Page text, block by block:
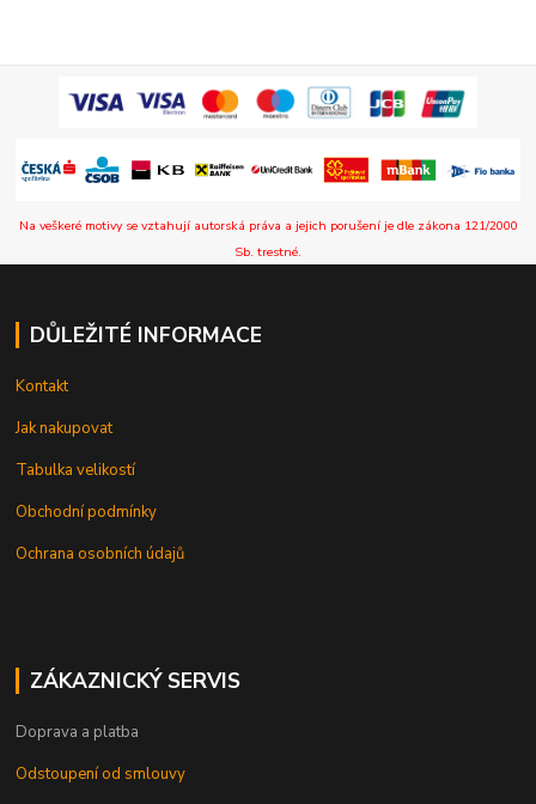
Na veškeré motivy se vztahují autorská práva a jejich porušení je dle zákona 121/2000
Sb. trestné.
DŮLEŽITÉ INFORMACE
Kontakt
Jak nakupovat
Tabulka velikostí
Obchodní podmínky
Ochrana osobních údajů
ZÁKAZNICKÝ SERVIS
Doprava a platba
Odstoupení od smlouvy